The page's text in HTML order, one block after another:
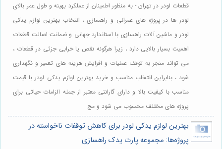
قطعات لودر در تهران - به منظور اطمینان از عملکرد بهینه و طول عمر بالای
لودر ها در پروژه های عمرانی و راهسازی ، انتخاب بهترین لوازم یدکی
لودر و ماشین آلات راهسازی با استاندارد جهانی و ضمانت اصالت قطعات
اهمیت بسیار بالایی دارد ، زیرا هرگونه نقص یا خرابی جزئی در قطعات ،
می تواند منجر به توقف عملیات و افزایش هزینه های تعمیر و نگهداری
شود ، بنابراین انتخاب مناسب و خرید بهترین لوازم یدکی لودر با قیمت
مناسب با کیفیت بالا و دارای گارانتی معتبر از جمله الزامات حیاتی برای
پروژه های مختلف محسوب می شود و مج
بهترین لوازم یدکی لودر برای کاهش توقفات ناخواسته در
پروژه‌ها: مجموعه پارت یدک راهسازی